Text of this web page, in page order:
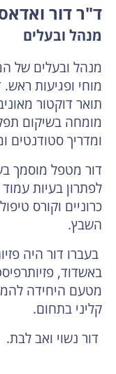
ד"ר דור
מנהל ובעלים
מנהל ובעלים של
מוחי ופגיעות
מומחה בשיקום
ומדריך סטודנטים
לפתרון בעיות
השבץ.
בעברו דור היה
באשדוד,
מטעם היחידה
קליני בתחום.
דור נשוי ואב לבת.